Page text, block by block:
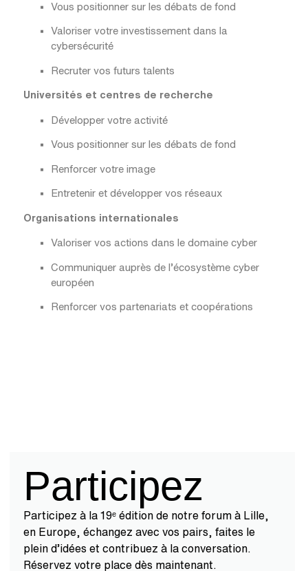
Vous positionner sur les débats de fond
Valoriser votre investissement dans la
cybersécurité
Recruter vos futurs talents
Universités et centres de recherche
Développer votre activité
Vous positionner sur les débats de fond
Renforcer votre image
Entretenir et développer vos réseaux
Organisations internationales
Valoriser vos actions dans le domaine cyber
Communiquer auprès de l’écosystème cyber
européen
Renforcer vos partenariats et coopérations
Participez
Participez à la 19ᵉ édition de notre forum à Lille,
en Europe, échangez avec vos pairs, faites le
plein d’idées et contribuez à la conversation.
Réservez votre place dès maintenant.